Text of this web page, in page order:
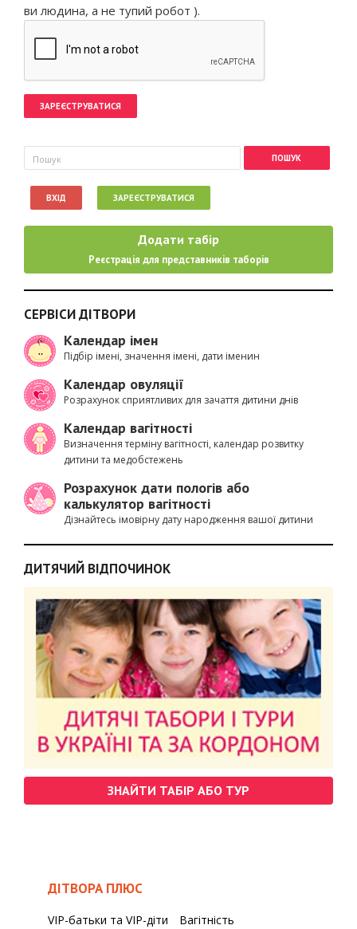
ви людина, а не тупий робот ).
Пошукова форма
Пошук
ВХІД ЗАРЕЄСТРУВАТИСЯ
Додати табір
Реєстрація для представників таборів
СЕРВІСИ ДІТВОРИ
Календар імен
Підбір імені, значення імені, дати іменин
Календар овуляції
Розрахунок сприятливих для зачаття дитини днів
Календар вагітності
Визначення терміну вагітності, календар розвитку
дитини та медобстежень
Розрахунок дати пологів або
калькулятор вагітності
Дізнайтесь імовірну дату народження вашої дитини
ДИТЯЧИЙ ВІДПОЧИНОК
ЗНАЙТИ ТАБІР АБО ТУР
ДІТВОРА ПЛЮС
VIP-батьки та VIP-діти
Вагітність